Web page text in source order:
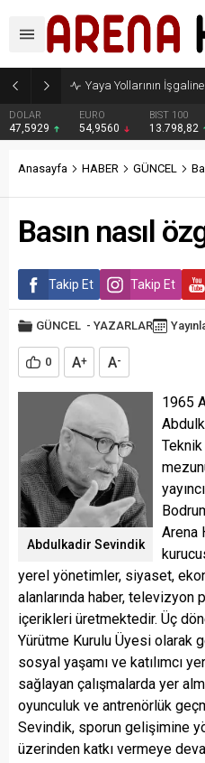
Yaya Yollarının İşgaline
DOLAR
47,5929
EURO
54,9560
BIST 100
13.798,82
Anasayfa HABER GÜNCEL
Basın nasıl
Takip Et Takip Et
GÜNCEL - YAZARLAR
0 A+ A-
Abdulkadir Sevindik
1965
Arena
yerel yönetimler, siyaset,
alanlarında haber, televizyon
içerikleri üretmektedir. Üç
Yürütme Kurulu Üyesi olarak
sosyal yaşamı ve katılımcı
sağlayan çalışmalarda yer
oyunculuk ve antrenörlük
Sevindik, sporun gelişimine
üzerinden katkı vermeye